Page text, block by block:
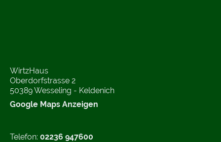
WirtzHaus
Oberdorfstrasse 2
50389 Wesseling - Keldenich
Google Maps Anzeigen
Telefon: 02236 947600